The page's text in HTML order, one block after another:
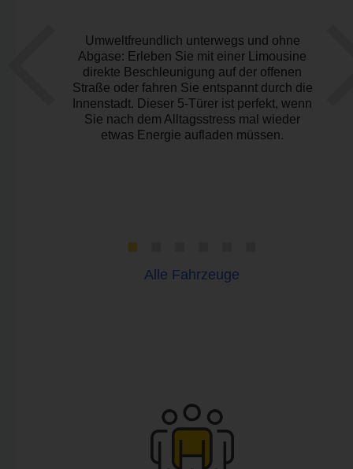
Umweltfreundlich unterwegs und ohne
Abgase: Erleben Sie mit einer Limousine
direkte Beschleunigung auf der offenen
Straße oder fahren Sie entspannt durch die
Innenstadt. Dieser 5-Türer ist perfekt, wenn
Sie nach dem Alltagsstress mal wieder
etwas Energie aufladen müssen.
Alle Fahrzeuge